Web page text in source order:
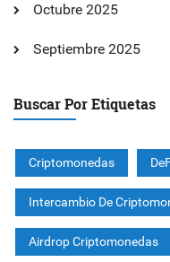
Octubre 2025
Septiembre 2025
Buscar Por Etiquetas
Criptomonedas
Intercambio De
Airdrop Criptomonedas